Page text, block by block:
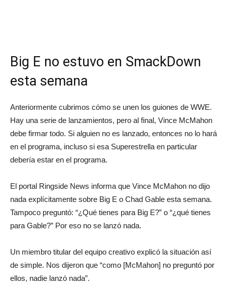
Big E no estuvo en SmackDown
esta semana
Anteriormente cubrimos cómo se unen los guiones de WWE.
Hay una serie de lanzamientos, pero al final, Vince McMahon
debe firmar todo. Si alguien no es lanzado, entonces no lo hará
en el programa, incluso si esa Superestrella en particular
debería estar en el programa.
El portal Ringside News informa que Vince McMahon no dijo
nada explícitamente sobre Big E o Chad Gable esta semana.
Tampoco preguntó: “¿Qué tienes para Big E?” o “¿qué tienes
para Gable?” Por eso no se lanzó nada.
Un miembro titular del equipo creativo explicó la situación así
de simple. Nos dijeron que “como [McMahon] no preguntó por
ellos, nadie lanzó nada”.